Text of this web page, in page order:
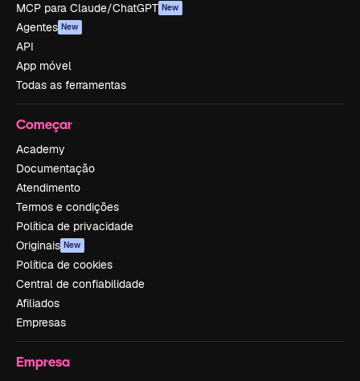
MCP para Claude/ChatGPT New
Agentes New
API
App móvel
Todas as ferramentas
Começar
Academy
Documentação
Atendimento
Termos e condições
Política de privacidade
Originais New
Política de cookies
Central de confiabilidade
Afiliados
Empresas
Empresa